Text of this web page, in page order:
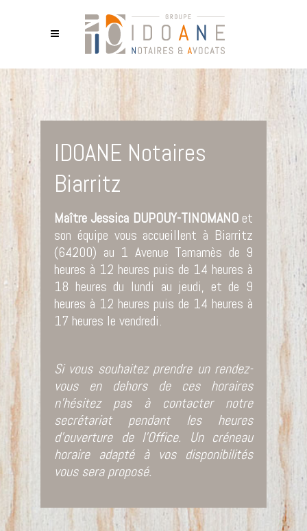
IDOANE Notaires
Biarritz
Maître Jessica DUPOUY-TINOMANO et
son équipe vous accueillent à Biarritz
(64200) au 1 Avenue Tamamès de 9
heures à 12 heures puis de 14 heures à
18 heures du lundi au jeudi, et de 9
heures à 12 heures puis de 14 heures à
17 heures le vendredi.
Si vous souhaitez prendre un rendez-
vous en dehors de ces horaires
n’hésitez pas à contacter notre
secrétariat pendant les heures
d’ouverture de l’Office. Un créneau
horaire adapté à vos disponibilités
vous sera proposé.